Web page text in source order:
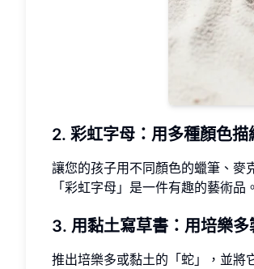
2. 彩虹字母：用多種顏色描
讓您的孩子用不同顏色的蠟筆、麥
「彩虹字母」是一件有趣的藝術品。
3. 用黏土寫草書：用培樂多
推出培樂多或黏土的「蛇」，並將